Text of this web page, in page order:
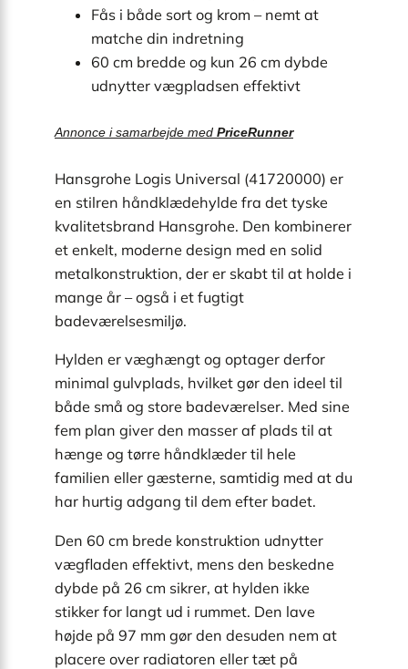
Fås i både sort og krom – nemt at
matche din indretning
60 cm bredde og kun 26 cm dybde
udnytter vægpladsen effektivt
Annonce i samarbejde med PriceRunner
Hansgrohe Logis Universal (41720000) er
en stilren håndklædehylde fra det tyske
kvalitetsbrand Hansgrohe. Den kombinerer
et enkelt, moderne design med en solid
metal­konstruktion, der er skabt til at holde i
mange år – også i et fugtigt
badeværelsesmiljø.
Hylden er væghængt og optager derfor
minimal gulvplads, hvilket gør den ideel til
både små og store badeværelser. Med sine
fem plan giver den masser af plads til at
hænge og tørre håndklæder til hele
familien eller gæsterne, samtidig med at du
har hurtig adgang til dem efter badet.
Den 60 cm brede konstruktion udnytter
vægfladen effektivt, mens den beskedne
dybde på 26 cm sikrer, at hylden ikke
stikker for langt ud i rummet. Den lave
højde på 97 mm gør den desuden nem at
placere over radiatoren eller tæt på